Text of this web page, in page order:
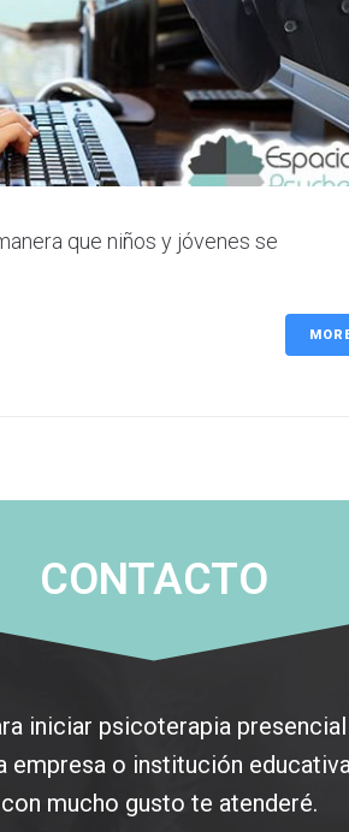
que niños y jóvenes se
CONTACTO
iniciar psicoterapia
empresa o institución
mucho gusto te atenderé.